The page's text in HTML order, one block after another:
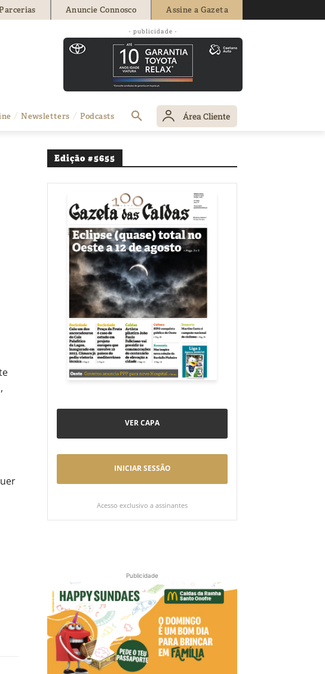
Anuncie Connosco Assine a Gazeta
- publicidade -
Newsletters Podcasts Área Cliente
Edição #5655
VER CAPA
INICIAR SESSÃO
Acesso exclusivo a assinantes
Publicidade